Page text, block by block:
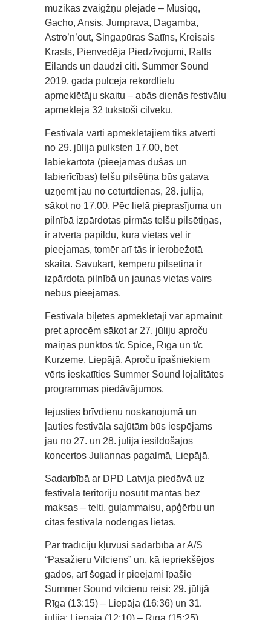
mūzikas zvaigžņu plejāde – Musiqq,
Gacho, Ansis, Jumprava, Dagamba,
Astro’n’out, Singapūras Satīns, Kreisais
Krasts, Pienvedēja Piedzīvojumi, Ralfs
Eilands un daudzi citi. Summer Sound
2019. gadā pulcēja rekordlielu
apmeklētāju skaitu – abās dienās festivālu
apmeklēja 32 tūkstoši cilvēku.
Festivāla vārti apmeklētājiem tiks atvērti
no 29. jūlija pulksten 17.00, bet
labiekārtota (pieejamas dušas un
labierīcības) telšu pilsētiņa būs gatava
uzņemt jau no ceturtdienas, 28. jūlija,
sākot no 17.00. Pēc lielā pieprasījuma un
pilnībā izpārdotas pirmās telšu pilsētiņas,
ir atvērta papildu, kurā vietas vēl ir
pieejamas, tomēr arī tās ir ierobežotā
skaitā. Savukārt, kemperu pilsētiņa ir
izpārdota pilnībā un jaunas vietas vairs
nebūs pieejamas.
Festivāla biļetes apmeklētāji var apmainīt
pret aprocēm sākot ar 27. jūliju aproču
maiņas punktos t/c Spice, Rīgā un t/c
Kurzeme, Liepājā. Aproču īpašniekiem
vērts ieskatīties Summer Sound lojalitātes
programmas piedāvājumos.
Iejusties brīvdienu noskaņojumā un
ļauties festivāla sajūtām būs iespējams
jau no 27. un 28. jūlija iesildošajos
koncertos Juliannas pagalmā, Liepājā.
Sadarbībā ar DPD Latvija piedāvā uz
festivāla teritoriju nosūtīt mantas bez
maksas – telti, guļammaisu, apģērbu un
citas festivālā noderīgas lietas.
Par tradīciju kļuvusi sadarbība ar A/S
“Pasažieru Vilciens” un, kā iepriekšējos
gados, arī šogad ir pieejami īpašie
Summer Sound vilcienu reisi: 29. jūlijā
Rīga (13:15) – Liepāja (16:36) un 31.
jūlijā: Liepāja (12:10) – Rīga (15:25).